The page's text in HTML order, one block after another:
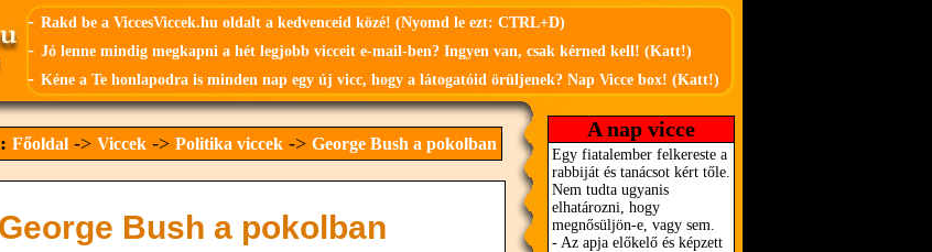
- Rakd be a ViccesViccek.hu oldalt a kedvenceid közé! (Nyomd le ezt: CTRL+D)
- Jó lenne mindig megkapni a hét legjobb vicceit e-mail-ben? Ingyen van, csak kérned kell! (Katt!)
- Kéne a Te honlapodra is minden nap egy új vicc, hogy a látogatóid örüljenek? Nap Vicce box! (Katt!)
Főoldal-> Viccek-> Politika viccek-> George Bush a pokolban
George Bush a pokolban
A nap vicce